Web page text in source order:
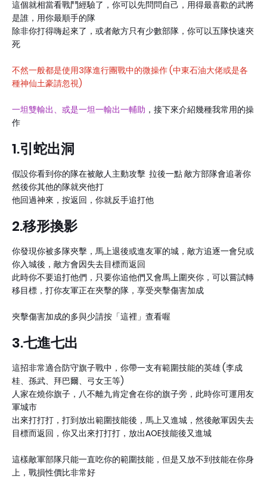
這個就相當看戰鬥經驗了，你可以先問問自己，用得最喜歡的武將
是誰，用你最順手的隊
除非你打得嗨起來了，或者敵方只有少數部隊，你可以五隊快速夾
死
不然一般都是使用3隊進行團戰中的微操作 (中東石油大佬或是各
種神仙土豪請忽視)
一坦雙輸出、或是一坦一輸出一輔助 ，接下來介紹幾種我常用的操
作
1.引蛇出洞
假設你看到你的隊在被敵人主動攻擊 拉後一點 敵方部隊會追著你
然後你其他的隊就夾他打
他回過神來，按返回，你就反手追打他
2.移形換影
你發現你被多隊夾擊，馬上退後或進友軍的城，敵方追逐一會兒或
你入城後，敵方會因失去目標而返回
此時你不要追打他們，只要你追他們又會馬上圍夾你，可以嘗試轉
移目標，打你友軍正在夾擊的隊，享受夾擊傷害加成
夾擊傷害加成的多與少請按「這裡」查看喔
3.七進七出
這招非常適合防守旗子戰中，你帶一支有範圍技能的英雄 (李成
桂、孫武、拜巴爾、弓女王等)
人家在燒你旗子，八不離九肯定會在你的旗子旁，此時你可運用友
軍城市
出來打打打，打到放出範圍技能後，馬上又進城，然後敵軍因失去
目標而返回，你又出來打打打，放出AOE技能後又進城
這樣敵軍部隊只能一直吃你的範圍技能，但是又放不到技能在你身
上，戰損性價比非常好